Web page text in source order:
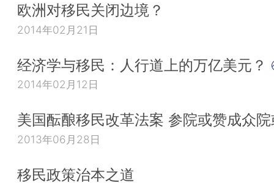
欧洲对移民关闭边境？
2014年02月21日
经济学与移民：人行道上的万亿美元？
2014年02月12日
美国酝酿移民改革法案 参院或赞成众
2013年06月28日
移民政策治本之道